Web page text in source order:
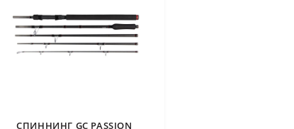
СПИННИНГ GC PASSION